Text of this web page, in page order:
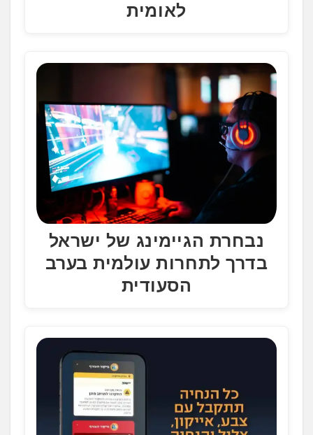
לאומית
נבחרת הגיימינג של ישראל
בדרך לתחרות עולמית בערב
הסעודית